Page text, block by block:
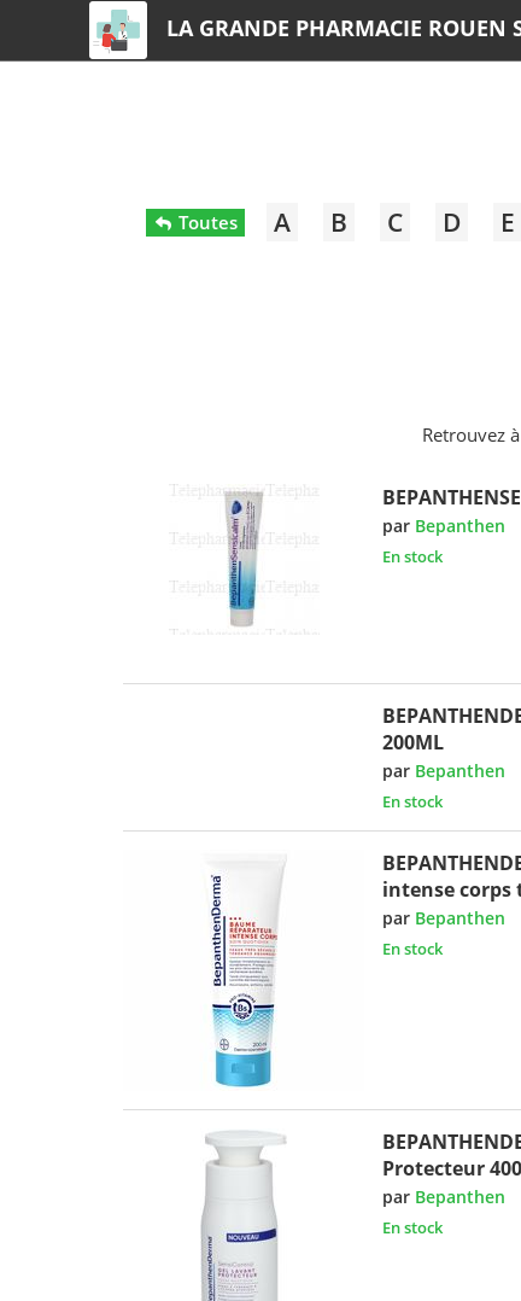
LA GRANDE PHARMACIE ROUEN
Toutes A B C D E
Retrouvez à
par Bepanthen
En stock
200ML
par Bepanthen
En stock
intense corps
par Bepanthen
En stock
Protecteur
par Bepanthen
En stock